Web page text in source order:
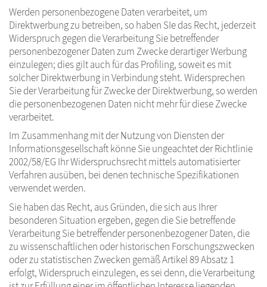
Werden personenbezogene Daten verarbeitet, um
Direktwerbung zu betreiben, so haben SIe das Recht, jederzeit
Widerspruch gegen die Verarbeitung Sie betreffender
personenbezogener Daten zum Zwecke derartiger Werbung
einzulegen; dies gilt auch für das Profiling, soweit es mit
solcher Direktwerbung in Verbindung steht. Widersprechen
Sie der Verarbeitung für Zwecke der Direktwerbung, so werden
die personenbezogenen Daten nicht mehr für diese Zwecke
verarbeitet.
Im Zusammenhang mit der Nutzung von Diensten der
Informationsgesellschaft könne Sie ungeachtet der Richtlinie
2002/58/EG Ihr Widerspruchsrecht mittels automatisierter
Verfahren ausüben, bei denen technische Spezifikationen
verwendet werden.
Sie haben das Recht, aus Gründen, die sich aus Ihrer
besonderen Situation ergeben, gegen die Sie betreffende
Verarbeitung Sie betreffender personenbezogener Daten, die
zu wissenschaftlichen oder historischen Forschungszwecken
oder zu statistischen Zwecken gemäß Artikel 89 Absatz 1
erfolgt, Widerspruch einzulegen, es sei denn, die Verarbeitung